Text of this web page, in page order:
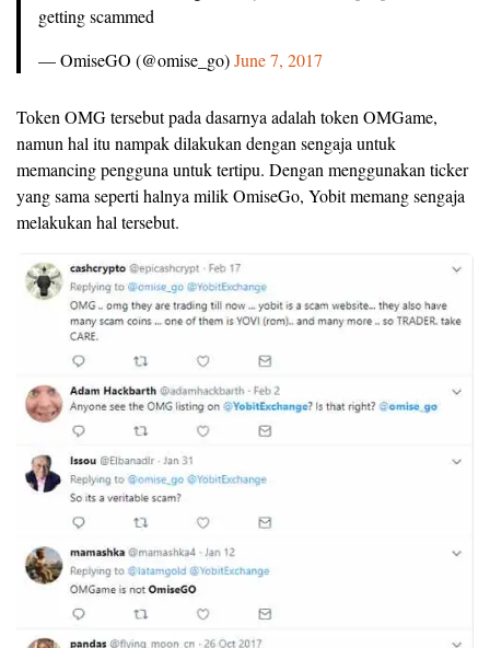
getting scammed
— OmiseGO (@omise_go)June 7, 2017
Token OMG tersebut pada dasarnya adalah token OMGame,
namun hal itu nampak dilakukan dengan sengaja untuk
memancing pengguna untuk tertipu. Dengan menggunakan ticker
yang sama seperti halnya milik OmiseGo, Yobit memang sengaja
melakukan hal tersebut.